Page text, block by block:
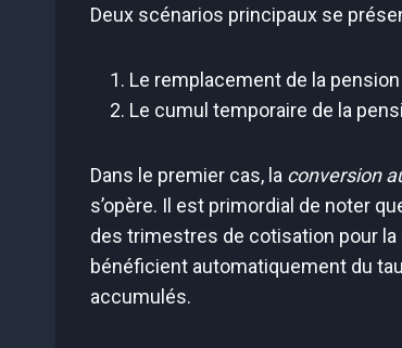
Deux scénarios principaux se
Le remplacement de la
Le cumul temporaire de la
Dans le premier cas, la conversion
s’opère. Il est primordial de noter
des trimestres de cotisation pour
bénéficient automatiquement du
accumulés.